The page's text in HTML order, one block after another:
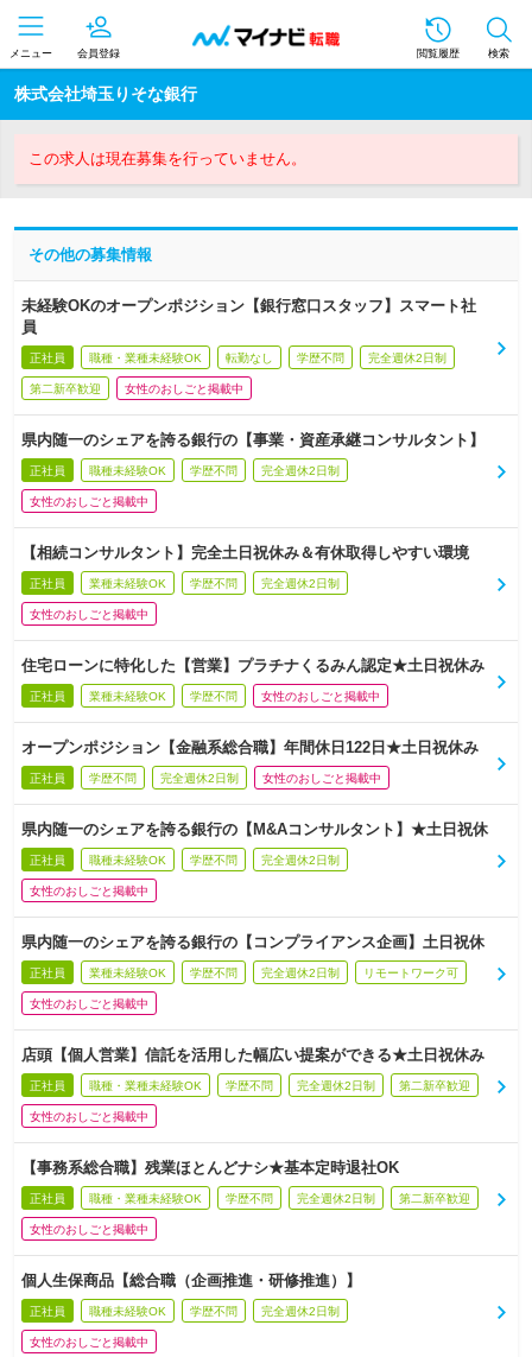
メニュー 会員登録 閲覧履歴 検索
株式会社埼玉りそな銀行
この求人は現在募集を行っていません。
その他の募集情報
未経験OKのオープンポジション【銀行窓口スタッフ】スマート社
員
正社員 職種・業種未経験OK 転勤なし 学歴不問 完全週休2日制
第二新卒歓迎 女性のおしごと掲載中
県内随一のシェアを誇る銀行の【事業・資産承継コンサルタント】
正社員 職種未経験OK 学歴不問 完全週休2日制
女性のおしごと掲載中
【相続コンサルタント】完全土日祝休み＆有休取得しやすい環境
正社員 業種未経験OK 学歴不問 完全週休2日制
女性のおしごと掲載中
住宅ローンに特化した【営業】プラチナくるみん認定★土日祝休み
正社員 業種未経験OK 学歴不問 女性のおしごと掲載中
オープンポジション【金融系総合職】年間休日122日★土日祝休み
正社員 学歴不問 完全週休2日制 女性のおしごと掲載中
県内随一のシェアを誇る銀行の【M&Aコンサルタント】★土日祝休
正社員 職種未経験OK 学歴不問 完全週休2日制
女性のおしごと掲載中
県内随一のシェアを誇る銀行の【コンプライアンス企画】土日祝休
正社員 業種未経験OK 学歴不問 完全週休2日制 リモートワーク可
女性のおしごと掲載中
店頭【個人営業】信託を活用した幅広い提案ができる★土日祝休み
正社員 職種・業種未経験OK 学歴不問 完全週休2日制 第二新卒歓迎
女性のおしごと掲載中
【事務系総合職】残業ほとんどナシ★基本定時退社OK
正社員 職種・業種未経験OK 学歴不問 完全週休2日制 第二新卒歓迎
女性のおしごと掲載中
個人生保商品【総合職（企画推進・研修推進）】
正社員 職種未経験OK 学歴不問 完全週休2日制
女性のおしごと掲載中